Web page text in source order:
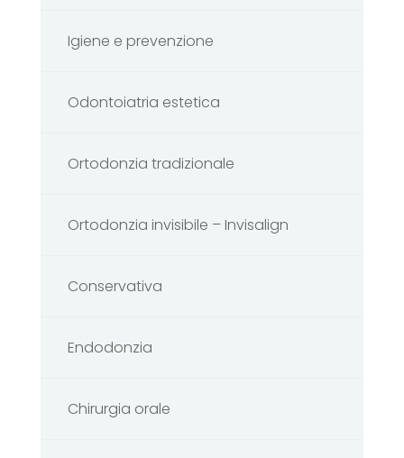
Igiene e prevenzione
Odontoiatria estetica
Ortodonzia tradizionale
Ortodonzia invisibile – Invisalign
Conservativa
Endodonzia
Chirurgia orale